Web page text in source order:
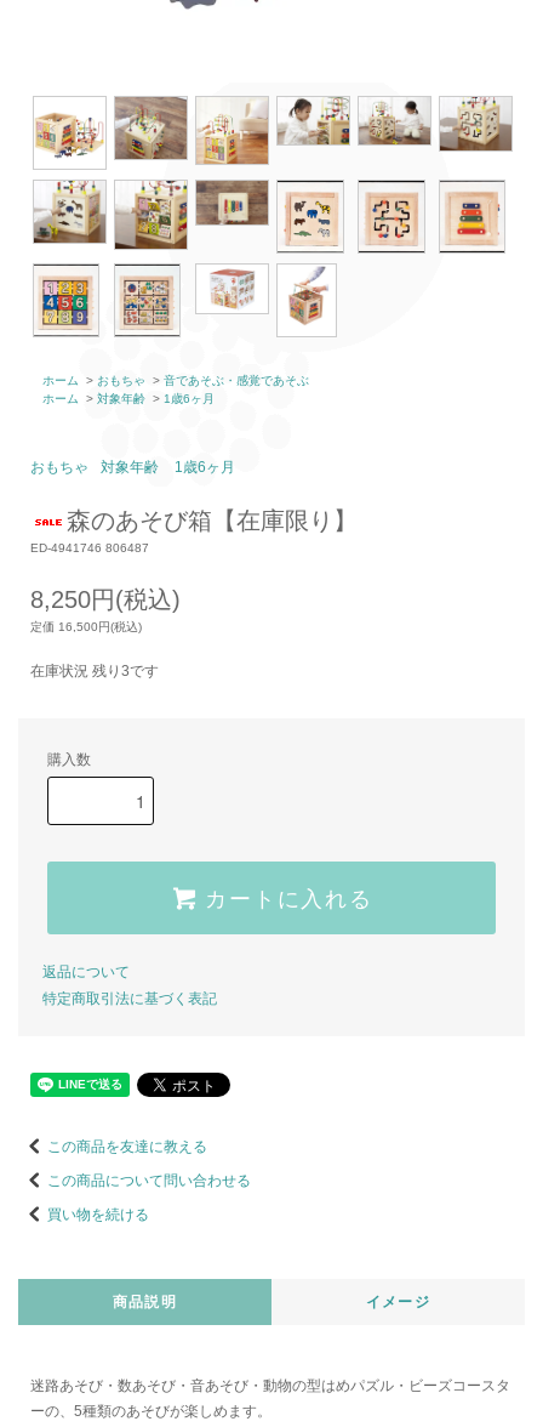
ホーム > おもちゃ > 音であそぶ・感覚であそぶ
ホーム
> 対象年齢 > 1歳6ヶ月
おもちゃ 対象年齢 1歳6ヶ月
森のあそび箱【在庫限り】
ED-4941746 806487
8,250円(税込)
定価 16,500円(税込)
在庫状況 残り3です
購入数
カートに入れる
返品について
特定商取引法に基づく表記
この商品を友達に教える
この商品について問い合わせる
買い物を続ける
商品説明 イメージ
迷路あそび・数あそび・音あそび・動物の型はめパズル・ビーズコースタ
ーの、5種類のあそびが楽しめます。